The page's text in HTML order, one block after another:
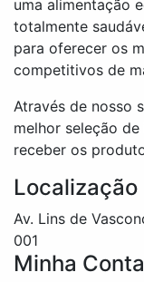
ser
na
página
do
uma alimentação
totalmente
para oferecer os
competitivos de
Através de nosso
melhor seleção
receber os
Localização
Av. Lins de
001
Minha Conta